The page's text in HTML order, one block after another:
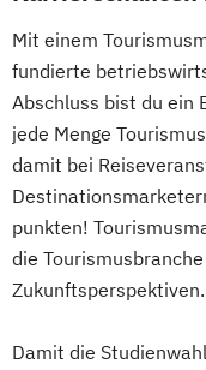
Mit einem
fundierte
Abschluss bist du ein
jede Menge
damit bei
punkten!
die
Zukunftsperspektiven.
Damit die